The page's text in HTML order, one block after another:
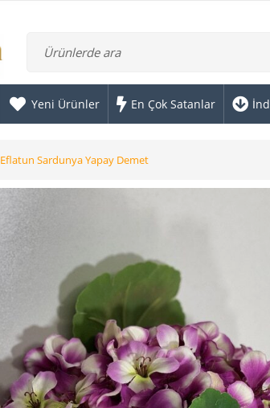
Yeni Ürünler En Çok Satanlar
Eflatun Sardunya Yapay Demet